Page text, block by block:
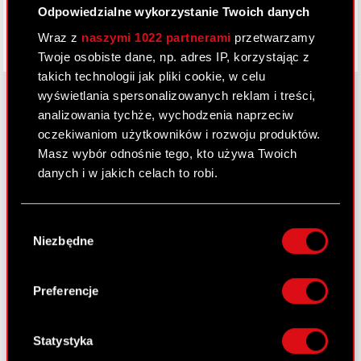
Odpowiedzialne wykorzystanie Twoich danych
Wraz z naszymi 1022 partnerami przetwarzamy
Twoje osobiste dane, np. adres IP, korzystając z
takich technologii jak pliki cookie, w celu
wyświetlania spersonalizowanych reklam i treści,
analizowania tychże, wychodzenia naprzeciw
oczekiwaniom użytkowników i rozwoju produktów.
Masz wybór odnośnie tego, kto używa Twoich
danych i w jakich celach to robi.
Gromadzić dane dotyczące Twojej
lokalizacji geograficznej z dokładnością nawet
Identyfikować Twoje urządzenie, aktywnie
analizując charakteryzującego je zbiory
palca)
zgody
Niezbędne
Preferencje
Statystyka
O CD PROJEKT
Grupa Kapitałowa
Nasz biznes
Inwestorzy
Media